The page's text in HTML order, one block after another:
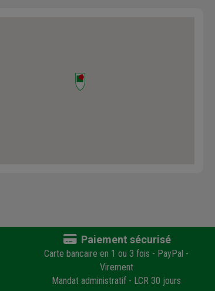
Paiement sécurisé
Carte bancaire en 1 ou 3 fois - PayPal -
Virement
Mandat administratif - LCR 30 jours